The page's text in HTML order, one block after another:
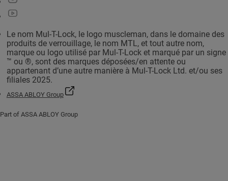
Le nom Mul-T-Lock, le logo muscleman, dans le domaine des
produits de verrouillage, le nom MTL, et tout autre nom,
marque ou logo utilisé par Mul-T-Lock et marqué par un signe
™ ou ®, sont des marques déposées/en attente ou
appartenant d’une autre manière à Mul-T-Lock Ltd. et/ou ses
filiales 2025.
ASSA ABLOY Group
Part of ASSA ABLOY Group